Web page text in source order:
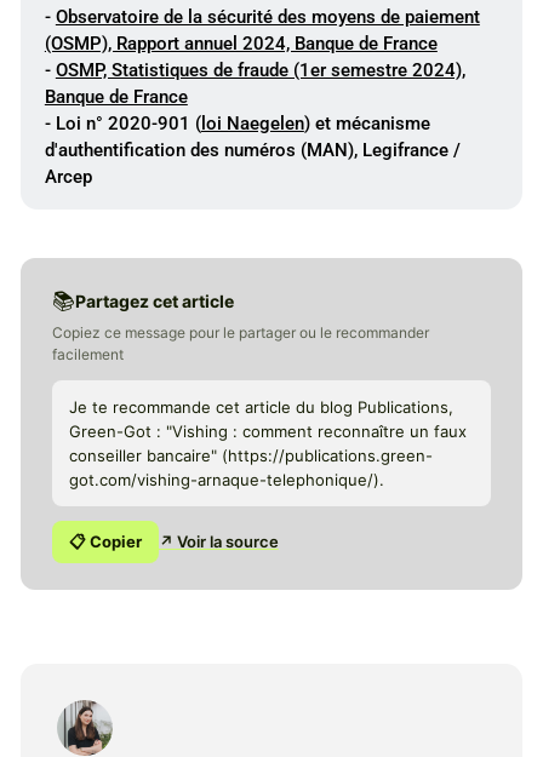
- Observatoire de la sécurité des moyens de paiement
(OSMP), Rapport annuel 2024, Banque de France
- OSMP, Statistiques de fraude (1er semestre 2024),
Banque de France
- Loi n° 2020-901 (loi Naegelen) et mécanisme
d'authentification des numéros (MAN), Legifrance /
Arcep
📚Partagez cet article
Copiez ce message pour le partager ou le recommander
facilement
Je te recommande cet article du blog Publications,
Green-Got : "Vishing : comment reconnaître un faux
conseiller bancaire" (https://publications.green-
got.com/vishing-arnaque-telephonique/).
📋 Copier ↗ Voir la source